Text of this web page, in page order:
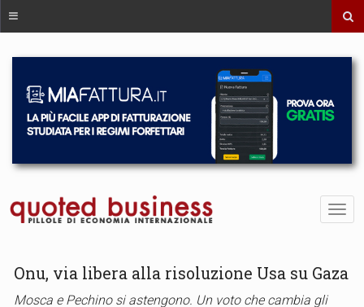
Onu, via libera alla risoluzione Usa su Gaza
Mosca e Pechino si astengono. Un voto che cambia gli